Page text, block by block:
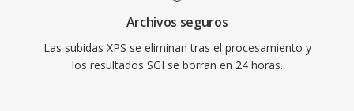
Archivos seguros
Las subidas XPS se eliminan tras el procesamiento y
los resultados SGI se borran en 24 horas.